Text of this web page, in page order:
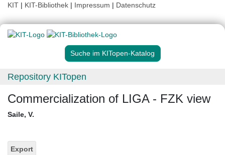
KIT | KIT-Bibliothek | Impressum | Datenschutz
Suche im KITopen-Katalog
Repository KITopen
Commercialization of LIGA - FZK view
Saile, V.
Export